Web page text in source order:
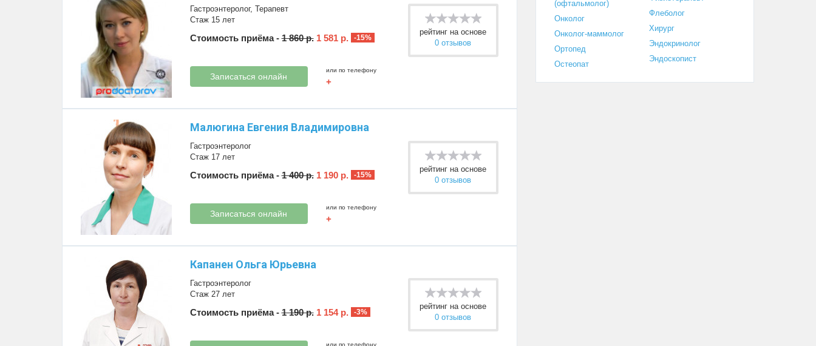
Гастроэнтеролог, Терапевт
Стаж 15 лет
Стоимость приёма -1 860 р. 1 581 р. -15%
рейтинг на основе
0 отзывов
Записаться онлайн
или по телефону
+
Малюгина Евгения Владимировна
Гастроэнтеролог
Стаж 17 лет
Стоимость приёма -1 400 р. 1 190 р. -15%
рейтинг на основе
0 отзывов
Записаться онлайн
или по телефону
+
Капанен Ольга Юрьевна
Гастроэнтеролог
Стаж 27 лет
Стоимость приёма -1 190 р. 1 154 р. -3%
рейтинг на основе
0 отзывов
или по телефону
(офтальмолог)
Онколог
Онколог-маммолог
Ортопед
Остеопат
Флеболог
Хирург
Эндокринолог
Эндоскопист